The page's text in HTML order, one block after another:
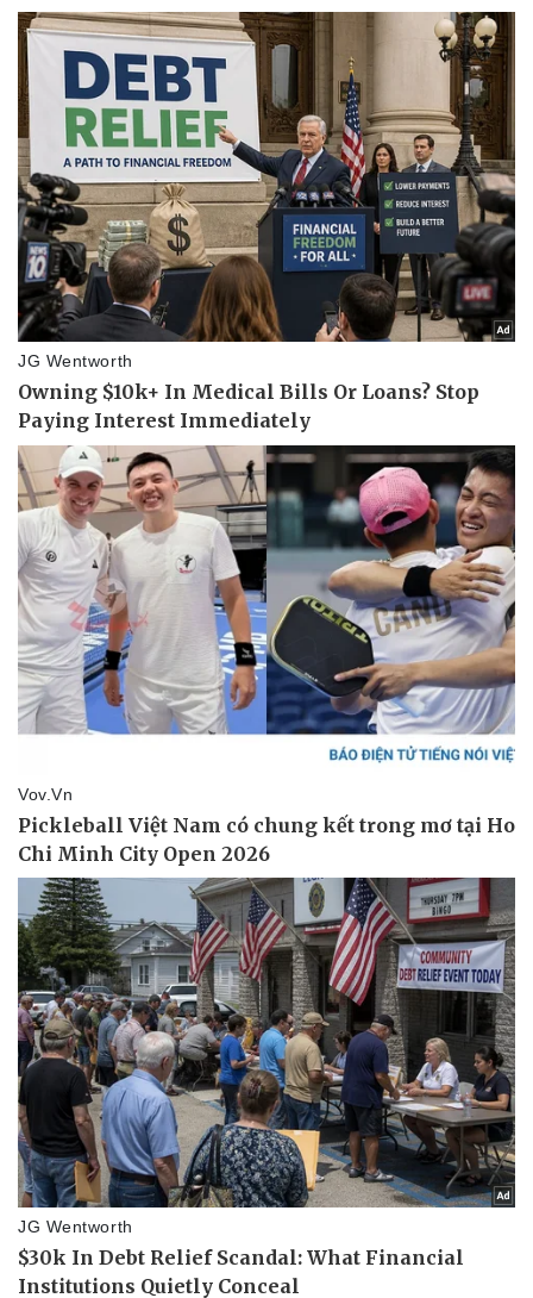
Pháp luật
Vụ án
Tin nóng
Tư vấn luật
Quân sự - Quốc phòng
Vũ khí
Việt Nam
Phân tích